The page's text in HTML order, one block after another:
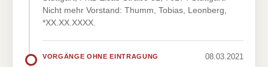
Nicht mehr Vorstand: Thumm, Tobias, Leonberg,
*XX.XX.XXXX.
VORGÄNGE OHNE EINTRAGUNG 08.03.2021